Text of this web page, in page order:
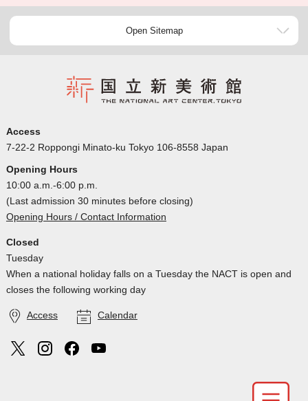
Open Sitemap
Access
7-22-2 Roppongi Minato-ku Tokyo 106-8558 Japan
Opening Hours
10:00 a.m.-6:00 p.m.
(Last admission 30 minutes before closing)
Opening Hours / Contact Information
Closed
Tuesday
When a national holiday falls on a Tuesday the NACT is open and
closes the following working day
Access Calendar